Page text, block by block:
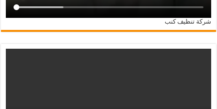
شركة تنظيف كنب